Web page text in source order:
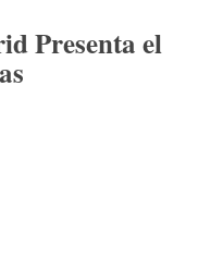
Presenta el